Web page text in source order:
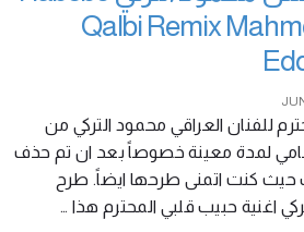
Qalbi Remix
للفنان العراقي محمود التركي من
لمدة معينة خصوصاً بعد ان تم حذف
حيث كنت اتمنى طرحها ايضاً. طرح
اغنية حبيب قلبي المحترم هذا …